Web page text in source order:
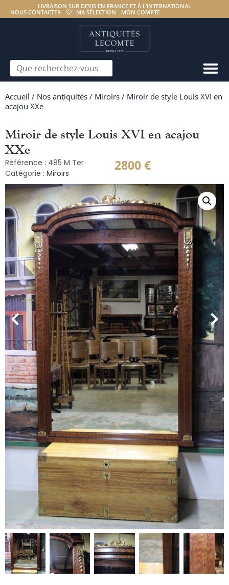
LIVRAISON SUR DEVIS EN FRANCE ET À L’INTERNATIONAL
NOUS CONTACTER
MA SÉLECTION MON COMPTE
Accueil / Nos antiquités / Miroirs / Miroir de style Louis XVI en
acajou XXe
Miroir de style Louis XVI en acajou
XXe
Référence : 485 M Ter
Catégorie : Miroirs 2800€